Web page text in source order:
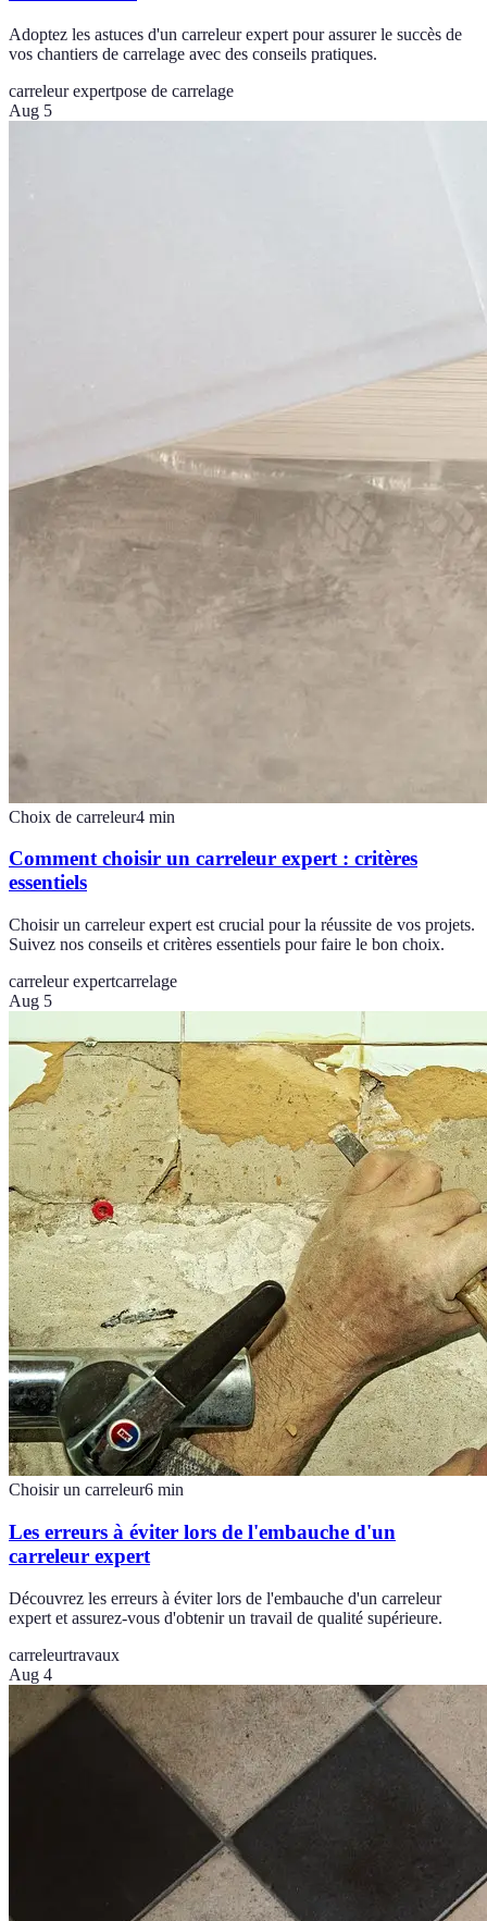
Adoptez les astuces d'un carreleur expert pour assurer le succès de
vos chantiers de carrelage avec des conseils pratiques.
carreleur expertpose de carrelage
Aug 5
Choix de carreleur4 min
Comment choisir un carreleur expert : critères
essentiels
Choisir un carreleur expert est crucial pour la réussite de vos projets.
Suivez nos conseils et critères essentiels pour faire le bon choix.
carreleur expertcarrelage
Aug 5
Choisir un carreleur6 min
Les erreurs à éviter lors de l'embauche d'un
carreleur expert
Découvrez les erreurs à éviter lors de l'embauche d'un carreleur
expert et assurez-vous d'obtenir un travail de qualité supérieure.
carreleurtravaux
Aug 4